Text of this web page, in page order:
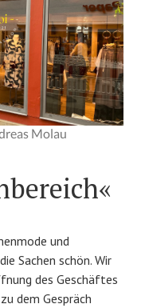
Molau
und
Sachen schön. Wir
des Geschäftes
dem Gespräch